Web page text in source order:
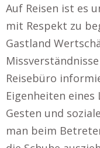
Auf Reisen ist es
mit Respekt zu
Gastland
Reisebüro
Eigenheiten eines
Gesten und
man beim